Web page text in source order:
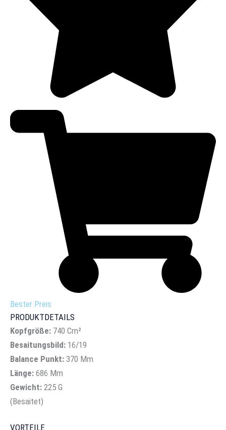
Bester Preis
PRODUKTDETAILS
Kopfgröße: 740 Cm²
Besaitungsbild: 16/19
Balance Punkt: 370 Mm
Länge: 686 Mm
Gewicht: 225 G
(Besaitet)
VORTEILE